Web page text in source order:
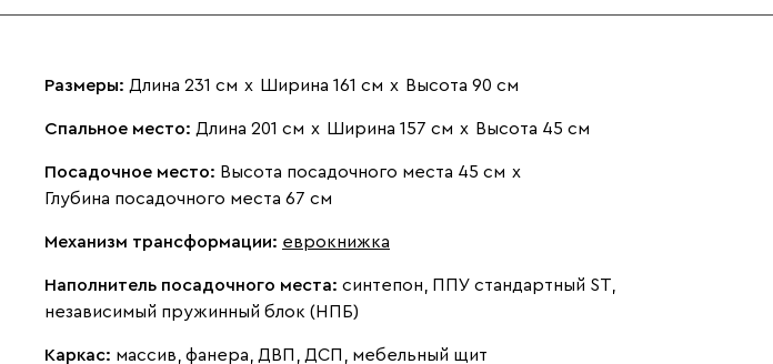
Размеры: Длина 231 см х Ширина 161 см х Высота 90 см
Спальное место: Длина 201 см х Ширина 157 см х Высота 45 см
Посадочное место: Высота посадочного места 45 см х
Глубина посадочного места 67 см
Механизм трансформации: еврокнижка
Наполнитель посадочного места: синтепон, ППУ стандартный ST,
независимый пружинный блок (НПБ)
Каркас: массив, фанера, ДВП, ДСП, мебельный щит